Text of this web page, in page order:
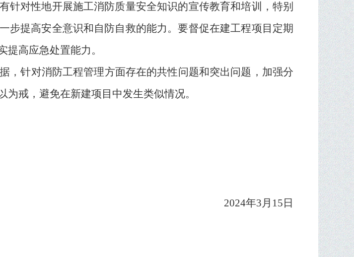
针对性地开展施工消防质量安全知识的宣传教育和培训，特别
步提高安全意识和自防自救的能力。要督促在建工程项目定期
高应急处置能力。
，针对消防工程管理方面存在的共性问题和突出问题，加强分
戒，避免在新建项目中发生类似情况。
2024年3月 15 日